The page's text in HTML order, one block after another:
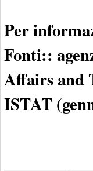
Per
Fonti::
Affairs and
ISTAT